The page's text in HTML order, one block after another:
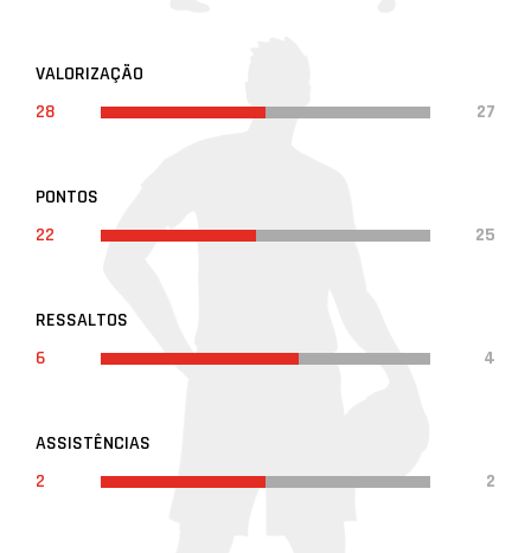
VALORIZAÇÃO
28
27
PONTOS
22
25
RESSALTOS
6
4
ASSISTÊNCIAS
2
2